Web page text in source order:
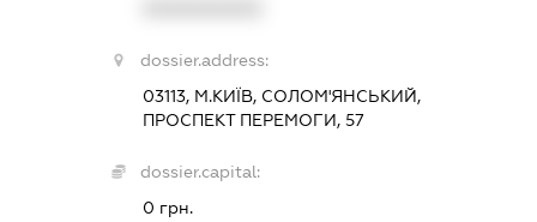
dossier.address:
03113, М.КИЇВ, СОЛОМ'ЯНСЬКИЙ,
ПРОСПЕКТ ПЕРЕМОГИ, 57
dossier.capital:
0 грн.